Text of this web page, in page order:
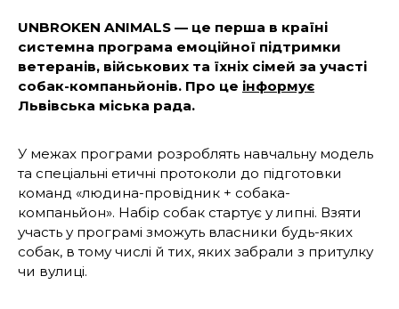
UNBROKEN ANIMALS — це перша в країні
системна програма емоційної підтримки
ветеранів, військових та їхніх сімей за участі
собак-компаньйонів. Про це інформує
Львівська міська рада.
У межах програми розроблять навчальну модель
та спеціальні етичні протоколи до підготовки
команд «людина-провідник + собака-
компаньйон». Набір собак стартує у липні. Взяти
участь у програмі зможуть власники будь-яких
собак, в тому числі й тих, яких забрали з притулку
чи вулиці.